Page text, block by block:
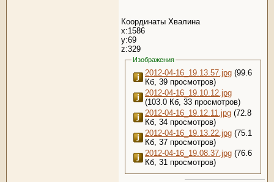
Координаты Хвалина
x:1586
y:69
z:329
Изображения
2012-04-16_19.13.57.jpg (99.6
Кб, 39 просмотров)
2012-04-16_19.10.12.jpg
(103.0 Кб, 33 просмотров)
2012-04-16_19.12.11.jpg (72.8
Кб, 34 просмотров)
2012-04-16_19.13.22.jpg (75.1
Кб, 37 просмотров)
2012-04-16_19.08.37.jpg (76.6
Кб, 31 просмотров)